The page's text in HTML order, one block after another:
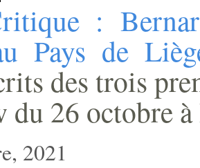
:
Pays de
des trois
26 octobre
2021